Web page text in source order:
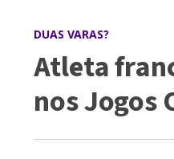
DUAS VARAS?
Atleta
nos Jogos